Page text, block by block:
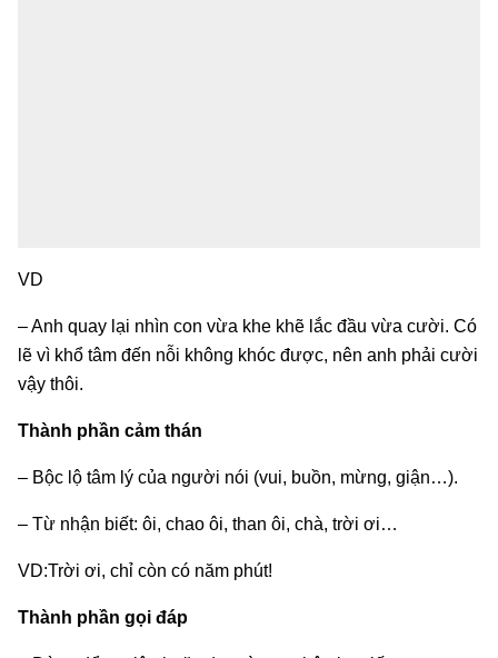
VD
– Anh quay lại nhìn con vừa khe khẽ lắc đầu vừa cười. Có
lẽ vì khổ tâm đến nỗi không khóc được, nên anh phải cười
vậy thôi.
Thành phần cảm thán
– Bộc lộ tâm lý của người nói (vui, buồn, mừng, giận…).
– Từ nhận biết: ôi, chao ôi, than ôi, chà, trời ơi…
VD:Trời ơi, chỉ còn có năm phút!
Thành phần gọi đáp